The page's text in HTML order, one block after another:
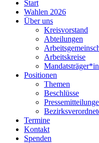
Start
Wahlen 2026
Über uns
Kreisvorstand
Abteilungen
Arbeitskreise
Positionen
Themen
Beschlüsse
Termine
Kontakt
Spenden